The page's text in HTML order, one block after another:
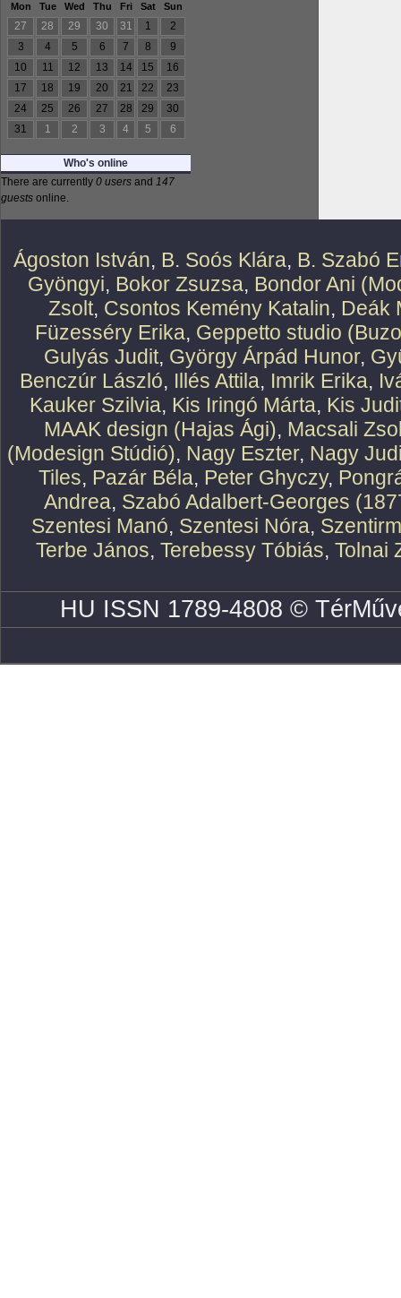
Mon Tue Wed Thu Fri Sat Sun
27 28 29 30 31 1
2
3
4 5 6 7 8
9
10
11 12 13 14 15
16
17
18 19 20 21 22
23
24
25 26 27 28 29
30
31
1 2 3 4 5 6
Who's online
There are currently 0 users and 147
guests online.
Ágoston István, B. Soós Klára, B. Szabó
Gyöngyi, Bokor Zsuzsa, Bondor Ani
Zsolt, Csontos Kemény Katalin, Deák
Füzesséry Erika, Geppetto studio
Gulyás Judit, György Árpád Hunor,
Benczúr László, Illés Attila, Imrik Erika,
Kauker Szilvia, Kis Iringó Márta, Kis
MAAK design (Hajas Ági), Macsali
(Modesign Stúdió), Nagy Eszter, Nagy
Tiles, Pazár Béla, Peter Ghyczy,
Andrea, Szabó Adalbert-Georges
Szentesi Manó, Szentesi Nóra,
Terbe János, Terebessy Tóbiás, Tolnai
HU ISSN 1789-4808 ©